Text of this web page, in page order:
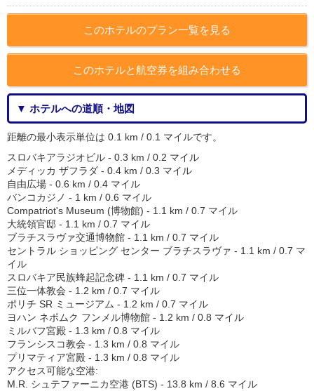
このホテルのプラン一覧を見る
このホテルと航空券を組み合わせる
▼ ホテルへの道順・地図
距離の最小表示単位は 0.1 km / 0.1 マイルです。
スロバキアラジオビル - 0.3 km / 0.2 マイル
メディッカ ザフラダ - 0.4 km / 0.3 マイル
自由広場 - 0.6 km / 0.4 マイル
バンコカジノ - 1 km / 0.6 マイル
Compatriot's Museum (博物館) - 1.1 km / 0.7 マイル
大統領官邸 - 1.1 km / 0.7 マイル
ブラチスラヴァ交通博物館 - 1.1 km / 0.7 マイル
セントラル ショッピング センター ブラチスラヴァ - 1.1 km / 0.7 マ
イル
スロバキア民族蜂起記念碑 - 1.1 km / 0.7 マイル
三位一体教会 - 1.2 km / 0.7 マイル
ポリチ SR ミュージアム - 1.2 km / 0.7 マイル
ヨハン ネポムク フンメル博物館 - 1.2 km / 0.8 マイル
ミルバフ宮殿 - 1.3 km / 0.8 マイル
フランシスコ教会 - 1.3 km / 0.8 マイル
プリマティア宮殿 - 1.3 km / 0.8 マイル
アクセス可能な空港:
M.R. シュテファーニカ空港 (BTS) - 13.8 km / 8.6 マイル